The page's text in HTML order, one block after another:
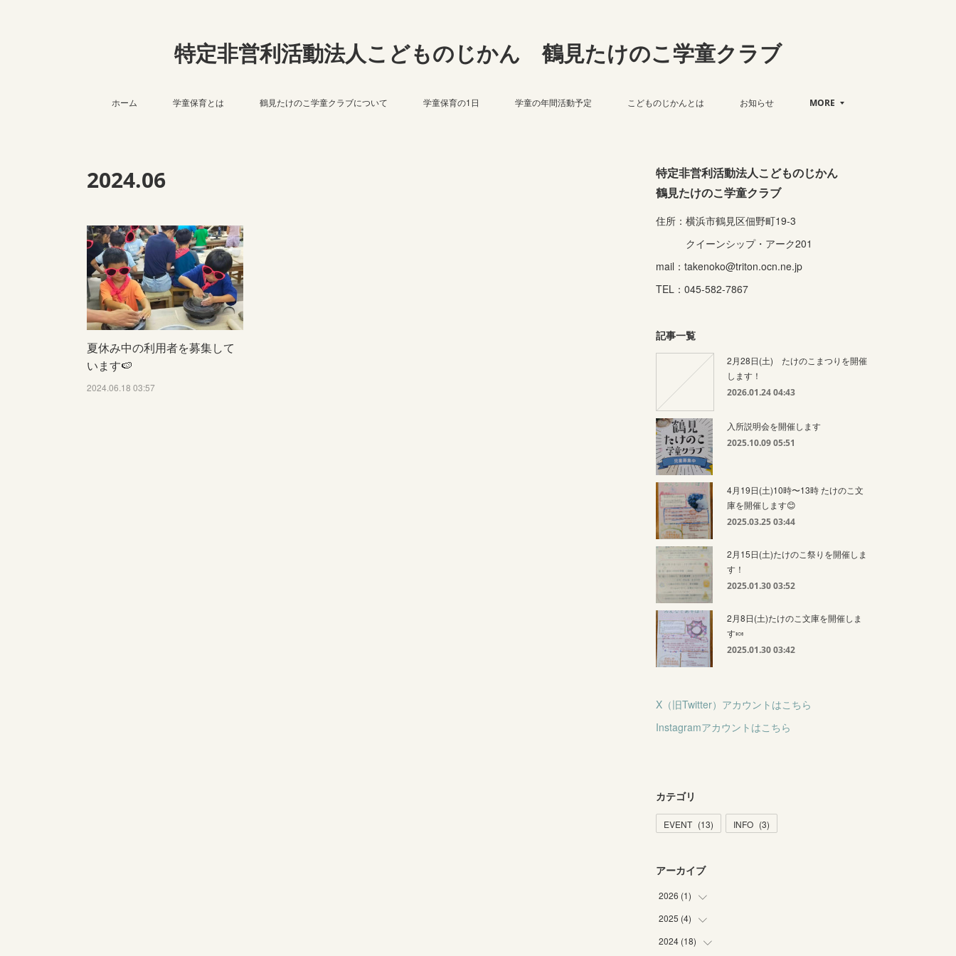
特定非営利活動法人こどものじかん 鶴見たけのこ学童クラブ
ホーム 学童保育とは 鶴見たけのこ学童クラブについて 学童保育の1日 学童の年間活動予定 こどものじかんとは お知らせ MORE
2024.06
夏休み中の利用者を募集して
います🍉
2024.06.18 03:57
特定非営利活動法人こどものじかん
鶴見たけのこ学童クラブ
住所：横浜市鶴見区佃野町19-3
クイーンシップ・アーク201
mail：takenoko@triton.ocn.ne.jp
TEL：045-582-7867
記事一覧
2月28日(土) たけのこまつりを開催
します！
2026.01.24 04:43
入所説明会を開催します
2025.10.09 05:51
4月19日(土)10時〜13時 たけのこ文
庫を開催します😊
2025.03.25 03:44
2月15日(土)たけのこ祭りを開催しま
す！
2025.01.30 03:52
2月8日(土)たけのこ文庫を開催しま
す🍬
2025.01.30 03:42
X（旧Twitter）アカウントはこちら
Instagramアカウントはこちら
カテゴリ
EVENT (13) INFO (3)
アーカイブ
2026 (1)
(
)
2025 (4)
(1
2024 (18)